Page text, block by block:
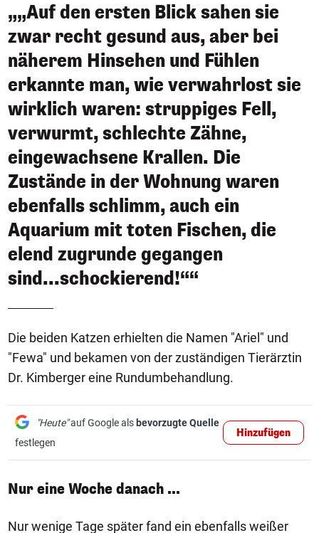
„„Auf den ersten Blick sahen sie
zwar recht gesund aus, aber bei
näherem Hinsehen und Fühlen
erkannte man, wie verwahrlost sie
wirklich waren: struppiges Fell,
verwurmt, schlechte Zähne,
eingewachsene Krallen. Die
Zustände in der Wohnung waren
ebenfalls schlimm, auch ein
Aquarium mit toten Fischen, die
elend zugrunde gegangen
sind...schockierend!““
Die beiden Katzen erhielten die Namen "Ariel" und
"Fewa" und bekamen von der zuständigen Tierärztin
Dr. Kimberger eine Rundumbehandlung.
"Heute"auf Google als bevorzugte Quelle
festlegen
Hinzufügen
Nur eine Woche danach ...
Nur wenige Tage später fand ein ebenfalls weißer